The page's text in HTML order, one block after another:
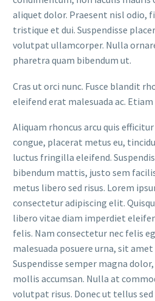
aliquet dolor. Praesent nisl odio,
tristique et dui. Suspendisse
volutpat ullamcorper. Nulla
pharetra quam bibendum ut.
Cras ut orci nunc. Fusce blandit
eleifend erat malesuada ac. Etiam
Aliquam rhoncus arcu quis
congue, placerat metus eu,
luctus fringilla eleifend.
bibendum mattis, justo sem
metus libero sed risus. Lorem
consectetur adipiscing elit.
libero vitae diam imperdiet
felis. Nam consectetur nec felis
malesuada posuere urna, sit
Suspendisse semper magna
mollis accumsan. Nulla at
volutpat risus. Donec ut tellus